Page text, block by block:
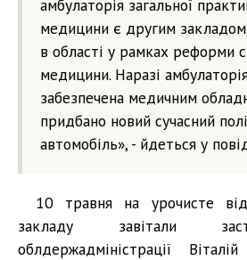
амбулаторія загальної
медицини є другим
в області у рамках реформи
медицини. Наразі
забезпечена медичним
придбано новий сучасний
автомобіль», - йдеться у
10 травня на урочисте
закладу завітали
облдержадміністрації